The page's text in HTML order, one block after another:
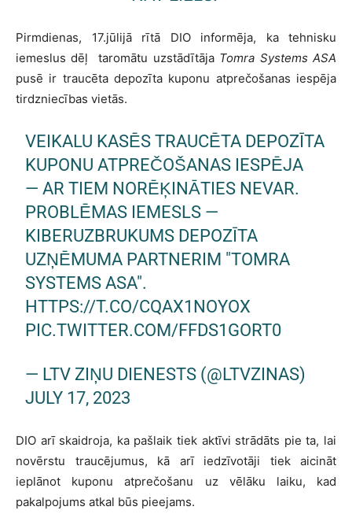
Pirmdienas, 17.jūlijā rītā DIO informēja, ka tehnisku
iemeslus dēļ taromātu uzstādītāja Tomra Systems ASA
pusē ir traucēta depozīta kuponu atprečošanas iespēja
tirdzniecības vietās.
VEIKALU KASĒS TRAUCĒTA DEPOZĪTA
KUPONU ATPREČOŠANAS IESPĒJA
— AR TIEM NORĒĶINĀTIES NEVAR.
PROBLĒMAS IEMESLS —
KIBERUZBRUKUMS DEPOZĪTA
UZŅĒMUMA PARTNERIM "TOMRA
SYSTEMS ASA".
HTTPS://T.CO/CQAX1NOYOX
PIC.TWITTER.COM/FFDS1GORT0
— LTV ZIŅU DIENESTS (@LTVZINAS)
JULY 17, 2023
DIO arī skaidroja, ka pašlaik tiek aktīvi strādāts pie ta, lai
novērstu traucējumus, kā arī iedzīvotāji tiek aicināt
ieplānot kuponu atprečošanu uz vēlāku laiku, kad
pakalpojums atkal būs pieejams.